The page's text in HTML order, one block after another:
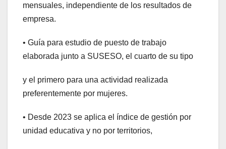
mensuales, independiente de los resultados de
empresa.
• Guía para estudio de puesto de trabajo
elaborada junto a SUSESO, el cuarto de su tipo
y el primero para una actividad realizada
preferentemente por mujeres.
• Desde 2023 se aplica el índice de gestión por
unidad educativa y no por territorios,